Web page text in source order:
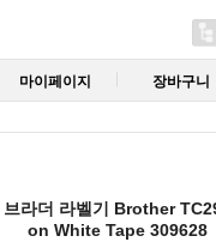
마이페이지 장바구니
라더 라벨기 Brother
on White Tape 309628